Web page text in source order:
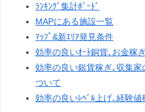
ﾗﾝｷﾝｸﾞ集計ﾎﾞｰﾄﾞ
MAPにある施設一覧
ﾏｯﾌﾟ&新ｴﾘｱ発見条件
効率の良いｵｰﾄ銅貨､お金稼
効率の良い銀貨稼ぎ､収集家
ついて
効率の良いﾚﾍﾞﾙ上げ､経験